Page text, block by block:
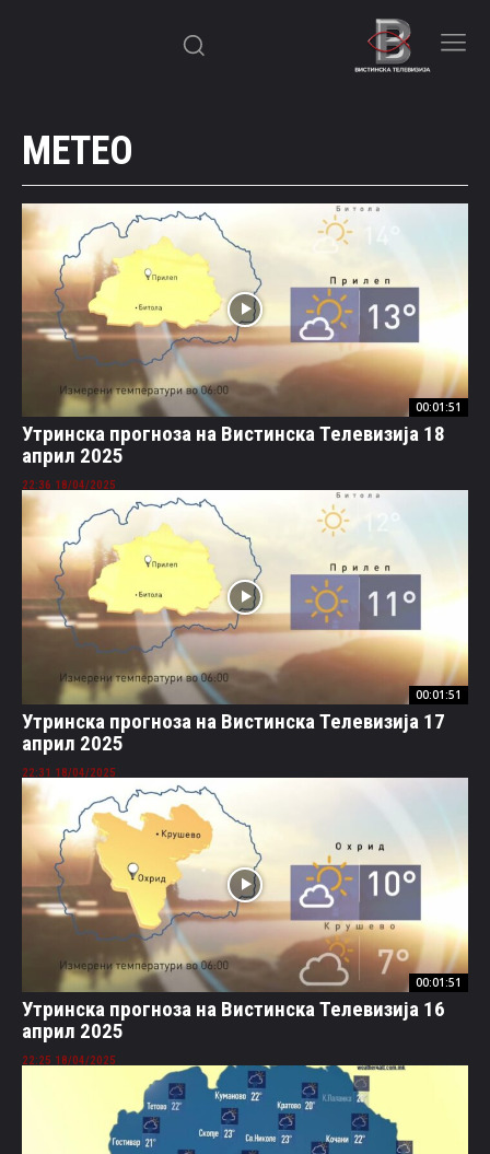
МЕТЕО
00:01:51
Утринска прогноза на Вистинска Телевизија 18
април 2025
18/04/2025 22:36
00:01:51
Утринска прогноза на Вистинска Телевизија 17
април 2025
18/04/2025 22:31
00:01:51
Утринска прогноза на Вистинска Телевизија 16
април 2025
18/04/2025 22:25